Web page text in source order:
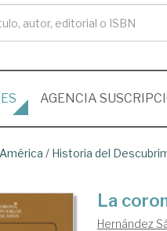
AGENCIA
/ Historia del
La
Hernández